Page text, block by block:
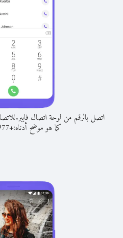
اتصل بالرقم من لوحة اتصال فايبر.
كما هو موضح أدناه:+